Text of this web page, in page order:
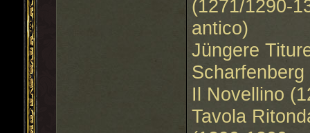
(1271/1290-
antico)
Jüngere
Il Novellino
Tavola